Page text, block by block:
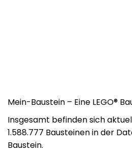
Mein-Baustein – Eine LEGO®
Insgesamt befinden sich
1.588.777 Bausteinen in der
Baustein.